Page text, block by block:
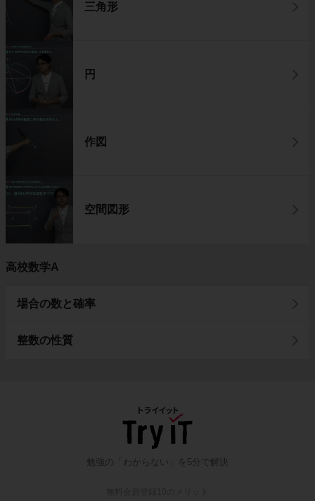
三角形
円
作図
空間図形
高校数学A
場合の数と確率
整数の性質
勉強の「わからない」を5分で解決